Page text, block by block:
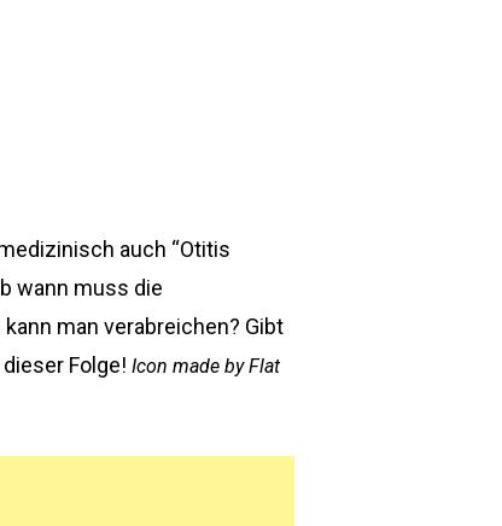
auch “Otitis
wann muss die
man verabreichen? Gibt
Folge! Icon made by Flat